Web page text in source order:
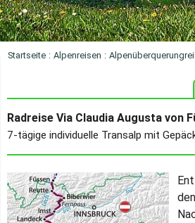
Startseite : Alpenreisen :
Radreise Via Claudia Augusta von
7-tägige individuelle Transalp mit